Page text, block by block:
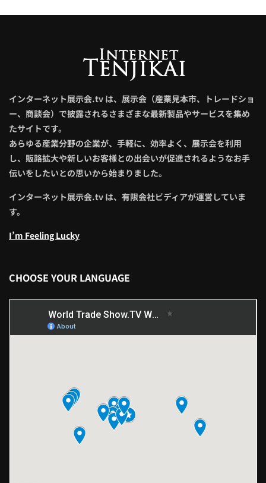
インターネット展示会.tv は、展示会（産業見本市、トレードショ
ー、商談会）で披露されるさまざまな最新製品やサービスを集め
たサイトです。
あらゆる産業分野の企業が、手軽に、効率よく、展示会を利用
し、販路拡大や新しいお客様との出会いが促進されるようなお手
伝いをしたいとの思いから始まりました。
インターネット展示会.tv は、有限会社ビディアが運営していま
す。
I’m Feeling Lucky
CHOOSE YOUR LANGUAGE